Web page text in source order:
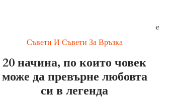
Съвети И Съвети За Връзка
20 начина, по които човек
може да превърне любовта
си в легенда